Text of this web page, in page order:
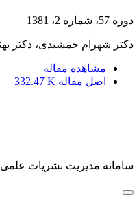
دوره 57، شماره 2، 1381
دکتر شهرام جمشیدی، دکتر
مشاهده مقاله
اصل مقاله 332.47 K
سامانه مدیریت نشریات